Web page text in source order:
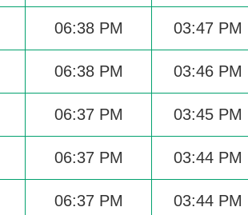
06:38 PM 03:47 PM
06:38 PM 03:46 PM
06:37 PM 03:45 PM
06:37 PM 03:44 PM
06:37 PM 03:44 PM